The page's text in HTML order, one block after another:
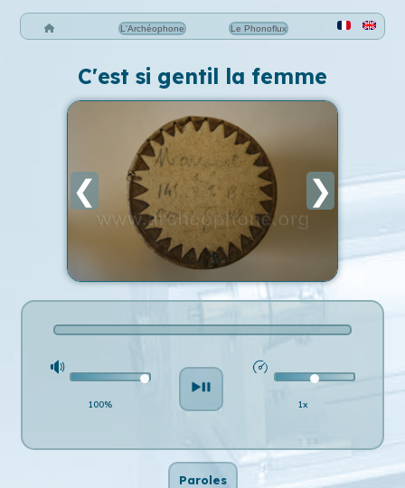
L'Archéophone Le Phonoflux
C'est si gentil la femme
❮ ❯
100% 1x
Paroles